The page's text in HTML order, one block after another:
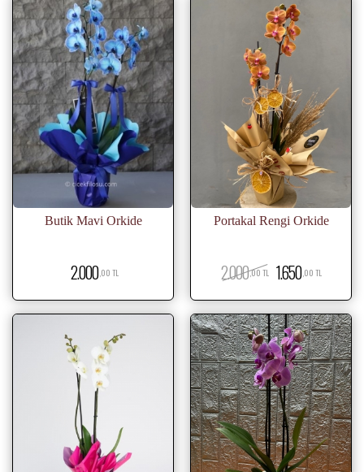
Butik Mavi Orkide
2.000 ,00 TL
Portakal Rengi Orkide
2.000,00 TL 1.650,00 TL